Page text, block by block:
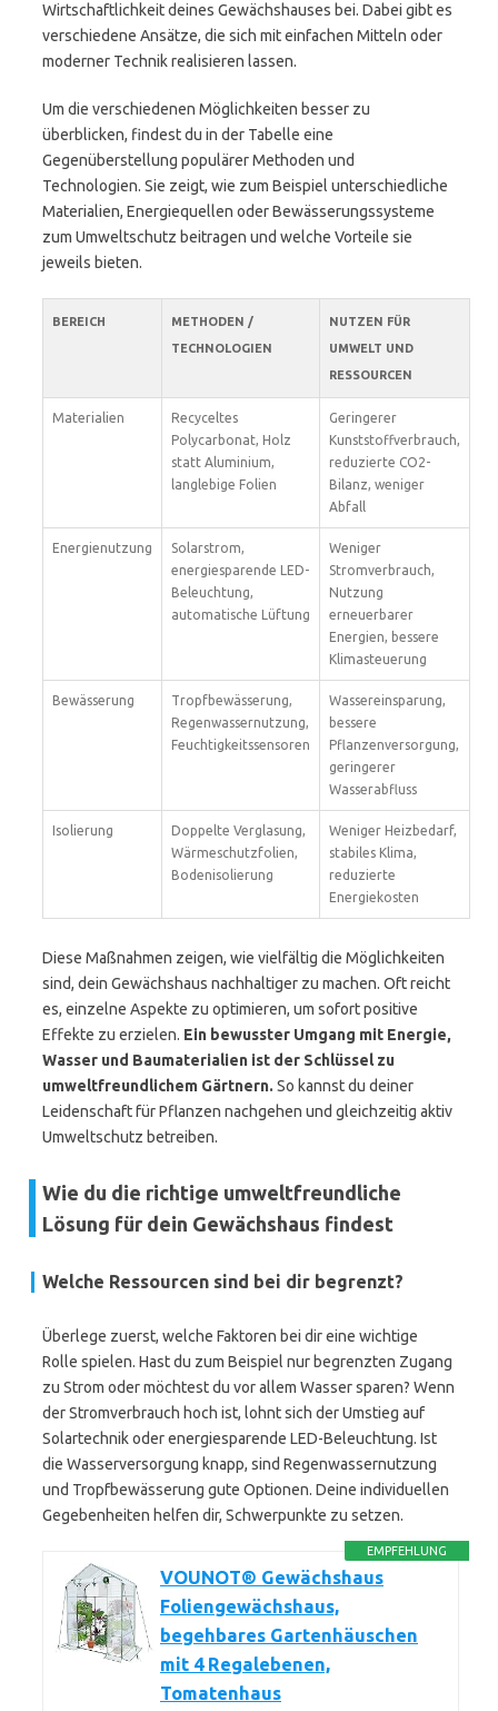
Wirtschaftlichkeit deines Gewächshauses bei. Dabei gibt es
verschiedene Ansätze, die sich mit einfachen Mitteln oder
moderner Technik realisieren lassen.
Um die verschiedenen Möglichkeiten besser zu
überblicken, findest du in der Tabelle eine
Gegenüberstellung populärer Methoden und
Technologien. Sie zeigt, wie zum Beispiel unterschiedliche
Materialien, Energiequellen oder Bewässerungssysteme
zum Umweltschutz beitragen und welche Vorteile sie
jeweils bieten.
BEREICH
METHODEN /
TECHNOLOGIEN
NUTZEN FÜR
UMWELT UND
RESSOURCEN
Materialien
Recyceltes
Polycarbonat, Holz
statt Aluminium,
langlebige Folien
Geringerer
Kunststoffverbrauch,
reduzierte CO2-
Bilanz, weniger
Abfall
Energienutzung
Solarstrom,
energiesparende LED-
Beleuchtung,
automatische Lüftung
Weniger
Stromverbrauch,
Nutzung
erneuerbarer
Energien, bessere
Klimasteuerung
Bewässerung
Tropfbewässerung,
Regenwassernutzung,
Feuchtigkeitssensoren
Wassereinsparung,
bessere
Pflanzenversorgung,
geringerer
Wasserabfluss
Isolierung
Doppelte Verglasung,
Wärmeschutzfolien,
Bodenisolierung
Weniger Heizbedarf,
stabiles Klima,
reduzierte
Energiekosten
Diese Maßnahmen zeigen, wie vielfältig die Möglichkeiten
sind, dein Gewächshaus nachhaltiger zu machen. Oft reicht
es, einzelne Aspekte zu optimieren, um sofort positive
Effekte zu erzielen. Ein bewusster Umgang mit Energie,
Wasser und Baumaterialien ist der Schlüssel zu
umweltfreundlichem Gärtnern. So kannst du deiner
Leidenschaft für Pflanzen nachgehen und gleichzeitig aktiv
Umweltschutz betreiben.
Wie du die richtige umweltfreundliche
Lösung für dein Gewächshaus findest
Welche Ressourcen sind bei dir begrenzt?
Überlege zuerst, welche Faktoren bei dir eine wichtige
Rolle spielen. Hast du zum Beispiel nur begrenzten Zugang
zu Strom oder möchtest du vor allem Wasser sparen? Wenn
der Stromverbrauch hoch ist, lohnt sich der Umstieg auf
Solartechnik oder energiesparende LED-Beleuchtung. Ist
die Wasserversorgung knapp, sind Regenwassernutzung
und Tropfbewässerung gute Optionen. Deine individuellen
Gegebenheiten helfen dir, Schwerpunkte zu setzen.
EMPFEHLUNG
VOUNOT® Gewächshaus
Foliengewächshaus,
begehbares Gartenhäuschen
mit 4 Regalebenen,
Tomatenhaus